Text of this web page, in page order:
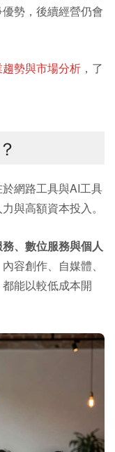
勢，後續經營仍會
勢與市場分析 ，了
網路工具與AI工具
與高額資本投入。
、數位服務與個人
容創作、自媒體、
能以較低成本開